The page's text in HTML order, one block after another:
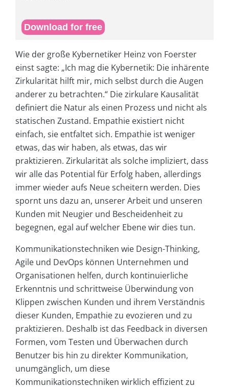
Download for free
Wie der große Kybernetiker Heinz von Foerster
einst sagte: „Ich mag die Kybernetik: Die inhärente
Zirkularität hilft mir, mich selbst durch die Augen
anderer zu betrachten.“ Die zirkulare Kausalität
definiert die Natur als einen Prozess und nicht als
statischen Zustand. Empathie existiert nicht
einfach, sie entfaltet sich. Empathie ist weniger
etwas, das wir haben, als etwas, das wir
praktizieren. Zirkularität als solche impliziert, dass
wir alle das Potential für Erfolg haben, allerdings
immer wieder aufs Neue scheitern werden. Dies
spornt uns dazu an, unserer Arbeit und unseren
Kunden mit Neugier und Bescheidenheit zu
begegnen, egal auf welcher Ebene wir dies tun.
Kommunikationstechniken wie Design-Thinking,
Agile und DevOps können Unternehmen und
Organisationen helfen, durch kontinuierliche
Erkenntnis und schrittweise Überwindung von
Klippen zwischen Kunden und ihrem Verständnis
dieser Kunden, Empathie zu evozieren und zu
praktizieren. Deshalb ist das Feedback in diversen
Formen, vom Testen und Überwachen durch
Benutzer bis hin zu direkter Kommunikation,
unumgänglich, um diese
Kommunikationstechniken wirklich effizient zu